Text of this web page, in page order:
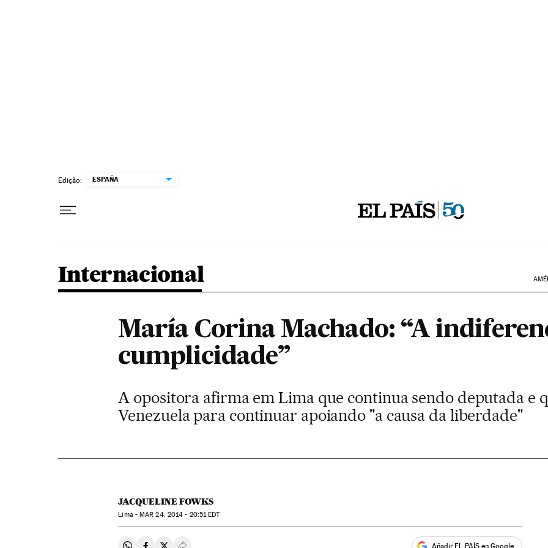
Edição: ESPAÑA
Internacional
María Corina Machado: “A
cumplicidade”
A opositora afirma em Lima que continua sendo deputada e
Venezuela para continuar apoiando "a causa da liberdade"
JACQUELINE FOWKS
Lima -MAR 24, 2014 - 20:51EDT
Añadir EL PAÍS en Google